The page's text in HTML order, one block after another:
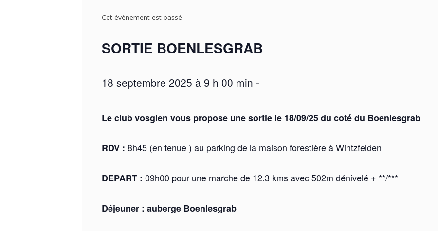
Cet évènement est passé
SORTIE BOENLESGRAB
18 septembre 2025 à 9 h 00 min -
Le club vosgien vous propose une sortie le 18/09/25 du coté du Boenlesgrab
RDV : 8h45 (en tenue ) au parking de la maison forestière à Wintzfelden
DEPART : 09h00 pour une marche de 12.3 kms avec 502m dénivelé + **/***
Déjeuner : auberge Boenlesgrab